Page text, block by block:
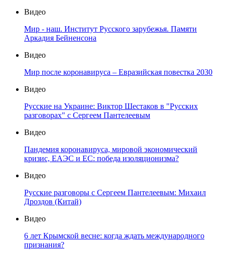
Видео
Мир - наш. Институт Русского зарубежья. Памяти
Аркадия Бейненсона
Видео
Мир после коронавируса – Евразийская повестка 2030
Видео
Русские на Украине: Виктор Шестаков в "Русских
разговорах" с Сергеем Пантелеевым
Видео
Пандемия коронавируса, мировой экономический
кризис, ЕАЭС и ЕС: победа изоляционизма?
Видео
Русские разговоры с Сергеем Пантелеевым: Михаил
Дроздов (Китай)
Видео
6 лет Крымской весне: когда ждать международного
признания?